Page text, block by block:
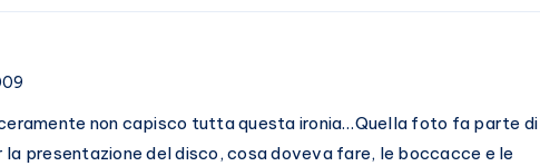
Stefano
non capisco tutta questa ironia…Quella foto fa parte di
presentazione del disco, cosa doveva fare, le boccacce e le